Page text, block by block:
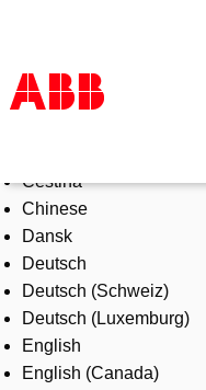
Products & Solutions
Industries
Services
About us
Where to buy
Contact us
Careers
Čeština
Chinese
Dansk
Deutsch
Deutsch (Schweiz)
Deutsch (Luxemburg)
English
English (Canada)